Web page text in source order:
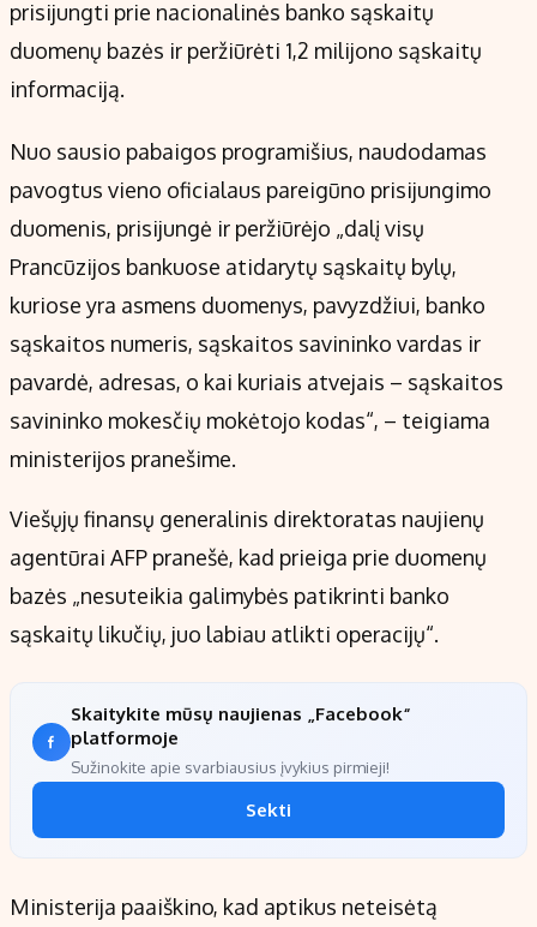
Kontaktai
Regionų naujienos
Indėlių palūkanos
prisijungti prie nacionalinės banko sąskaitų
duomenų bazės ir peržiūrėti 1,2 milijono sąskaitų
informaciją.
Nuo sausio pabaigos programišius, naudodamas
pavogtus vieno oficialaus pareigūno prisijungimo
duomenis, prisijungė ir peržiūrėjo „dalį visų
Prancūzijos bankuose atidarytų sąskaitų bylų,
kuriose yra asmens duomenys, pavyzdžiui, banko
sąskaitos numeris, sąskaitos savininko vardas ir
pavardė, adresas, o kai kuriais atvejais – sąskaitos
savininko mokesčių mokėtojo kodas“, – teigiama
ministerijos pranešime.
Viešųjų finansų generalinis direktoratas naujienų
agentūrai AFP pranešė, kad prieiga prie duomenų
bazės „nesuteikia galimybės patikrinti banko
sąskaitų likučių, juo labiau atlikti operacijų“.
Skaitykite mūsų naujienas „Facebook“
platformoje
Sužinokite apie svarbiausius įvykius pirmieji!
Sekti
Ministerija paaiškino, kad aptikus neteisėtą